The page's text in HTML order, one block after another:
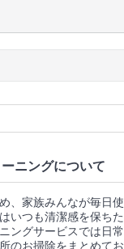
ニングについて
、家族みんなが毎日使
いつも清潔感を保ちた
ングサービスでは日常
のお掃除をまとめてお